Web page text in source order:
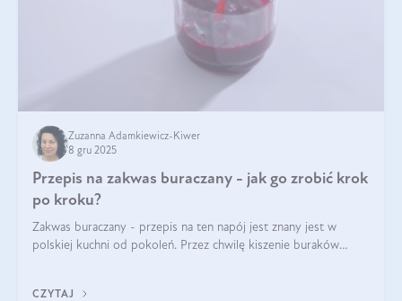
Zuzanna Adamkiewicz-Kiwer
8 gru 2025
Przepis na zakwas buraczany - jak go zrobić krok
po kroku?
Zakwas buraczany - przepis na ten napój jest znany jest w
polskiej kuchni od pokoleń. Przez chwilę kiszenie buraków
CZYTAJ